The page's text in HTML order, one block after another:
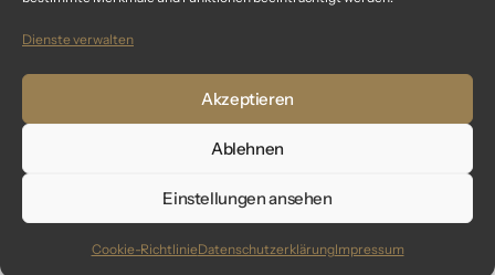
Dienste verwalten
Akzeptieren
Ablehnen
Einstellungen ansehen
Cookie-RichtlinieDatenschutzerklärungImpressum
Vertrag widerrufen
Adresse:
10.00 – 18:00 Uhr